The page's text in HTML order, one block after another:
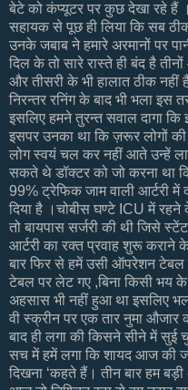
बेटे को कंप्यूटर पर कुछ देखा रहे हैं
सहायक से पूछ ही लिया कि सब
उनके जबाब ने हमारे अरमानों पर
दिल के तो सारे रास्ते ही बंद है
और तीसरी के भी हालात ठीक
निरन्तर रनिंग के बाद भी भला इस
इसलिए हमने तुरन्त सवाल दागा
इसपर उनका था कि ज़रूर लोगों
लोग स्वयं चल कर नहीं आते उन्हें
सकते थे डॉक्टर को जो करना था
99% ट्रेफिक जाम वाली आर्टरी में
दिया है ।चोबीस घण्टे ICU में रहने
तो बायपास सर्जरी की थी जिसे
आर्टरी का रक्त प्रवाह शुरू कराने
बार फिर से हमें उसी ऑपरेशन टेबल
टेबल पर लेट गए ,बिना किसी भय
अहसास भी नहीं हुआ था इसलिए
वी स्क्रीन पर एक तार नुमा
बाद ही लगा की किसने सीने में सुई
सच में हमें लगा कि शायद आज की जो
दिखना ‘कहते हैं। तीन बार हम